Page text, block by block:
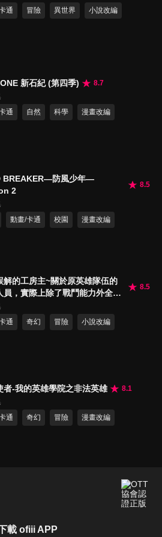
通
冒險 異世界 小說改編
新石紀 (第四季)
8.7
通
自然 科學 漫畫改編
BREAKER—防風少年—
2
8.5
動畫/卡通 校園 漫畫改編
解的工房主~關於原英雄隊伍的
員，實際上除了戰鬥能力外全是
事~
8.5
通
奇幻 冒險 小說改編
者-我的英雄學院之非法英雄
8.1
通
奇幻 冒險 漫畫改編
載 ofiii APP